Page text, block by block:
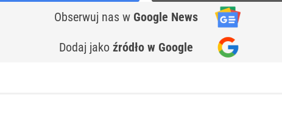
Obserwuj nas w Google News
Dodaj jako źródło w Google